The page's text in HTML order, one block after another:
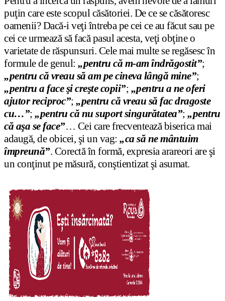
puţin care este scopul căsătoriei. De ce se căsătoresc
oamenii? Dacă-i veţi întreba pe cei ce au făcut sau pe
cei ce urmează să facă pasul acesta, veţi obţine o
varietate de răspunsuri. Cele mai multe se regăsesc în
formule de genul: „pentru că m-am îndrăgostit”;
„pentru că vreau să am pe cineva lângă mine”;
„pentru a face şi creşte copii”; „pentru a ne oferi
ajutor reciproc”; „pentru că vreau să fac dragoste
cu…”; „pentru că nu suport singurătatea”; „pentru
că aşa se face”… Cei care frecventează biserica mai
adaugă, de obicei, şi un vag: „ca să ne mântuim
împreună”. Corectă în formă, expresia arareori are şi
un conţinut pe măsură, conştientizat şi asumat.